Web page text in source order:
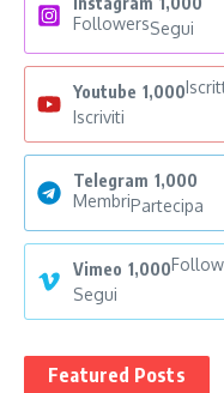
FollowersSegui
Youtube 1,000
Iscriviti
Telegram 1,000
MembriPartecipa
Vimeo 1,000
Segui
Featured Posts